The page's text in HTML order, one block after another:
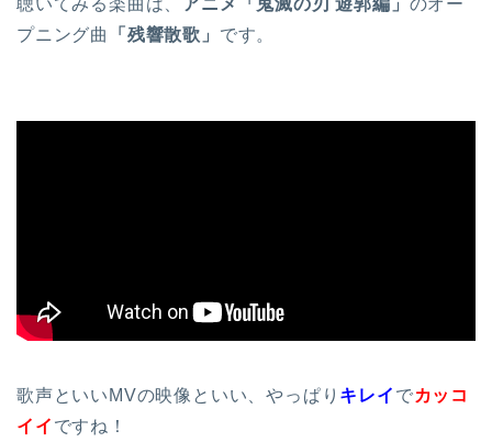
プニング曲
「残響散歌」 です。
歌声といいMVの映像といい、やっぱり キレイ でカッコ
イイ ですね！